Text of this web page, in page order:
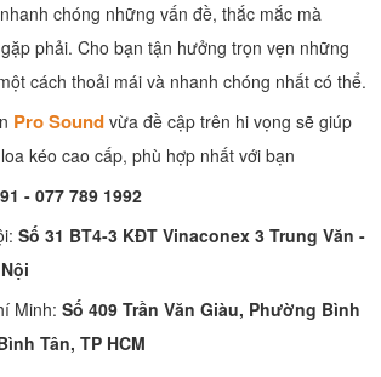
chóng những vấn đề, thắc mắc mà
phải. Cho bạn tận hưởng trọn vẹn những
cách thoải mái và nhanh chóng nhất có thể.
Pro Sound vừa đề cập trên hi vọng sẽ giúp
kéo cao cấp, phù hợp nhất với bạn
- 077 789 1992
Số 31 BT4-3 KĐT Vinaconex 3 Trung Văn -
Minh: Số 409 Trần Văn Giàu, Phường Bình
Tân, TP HCM